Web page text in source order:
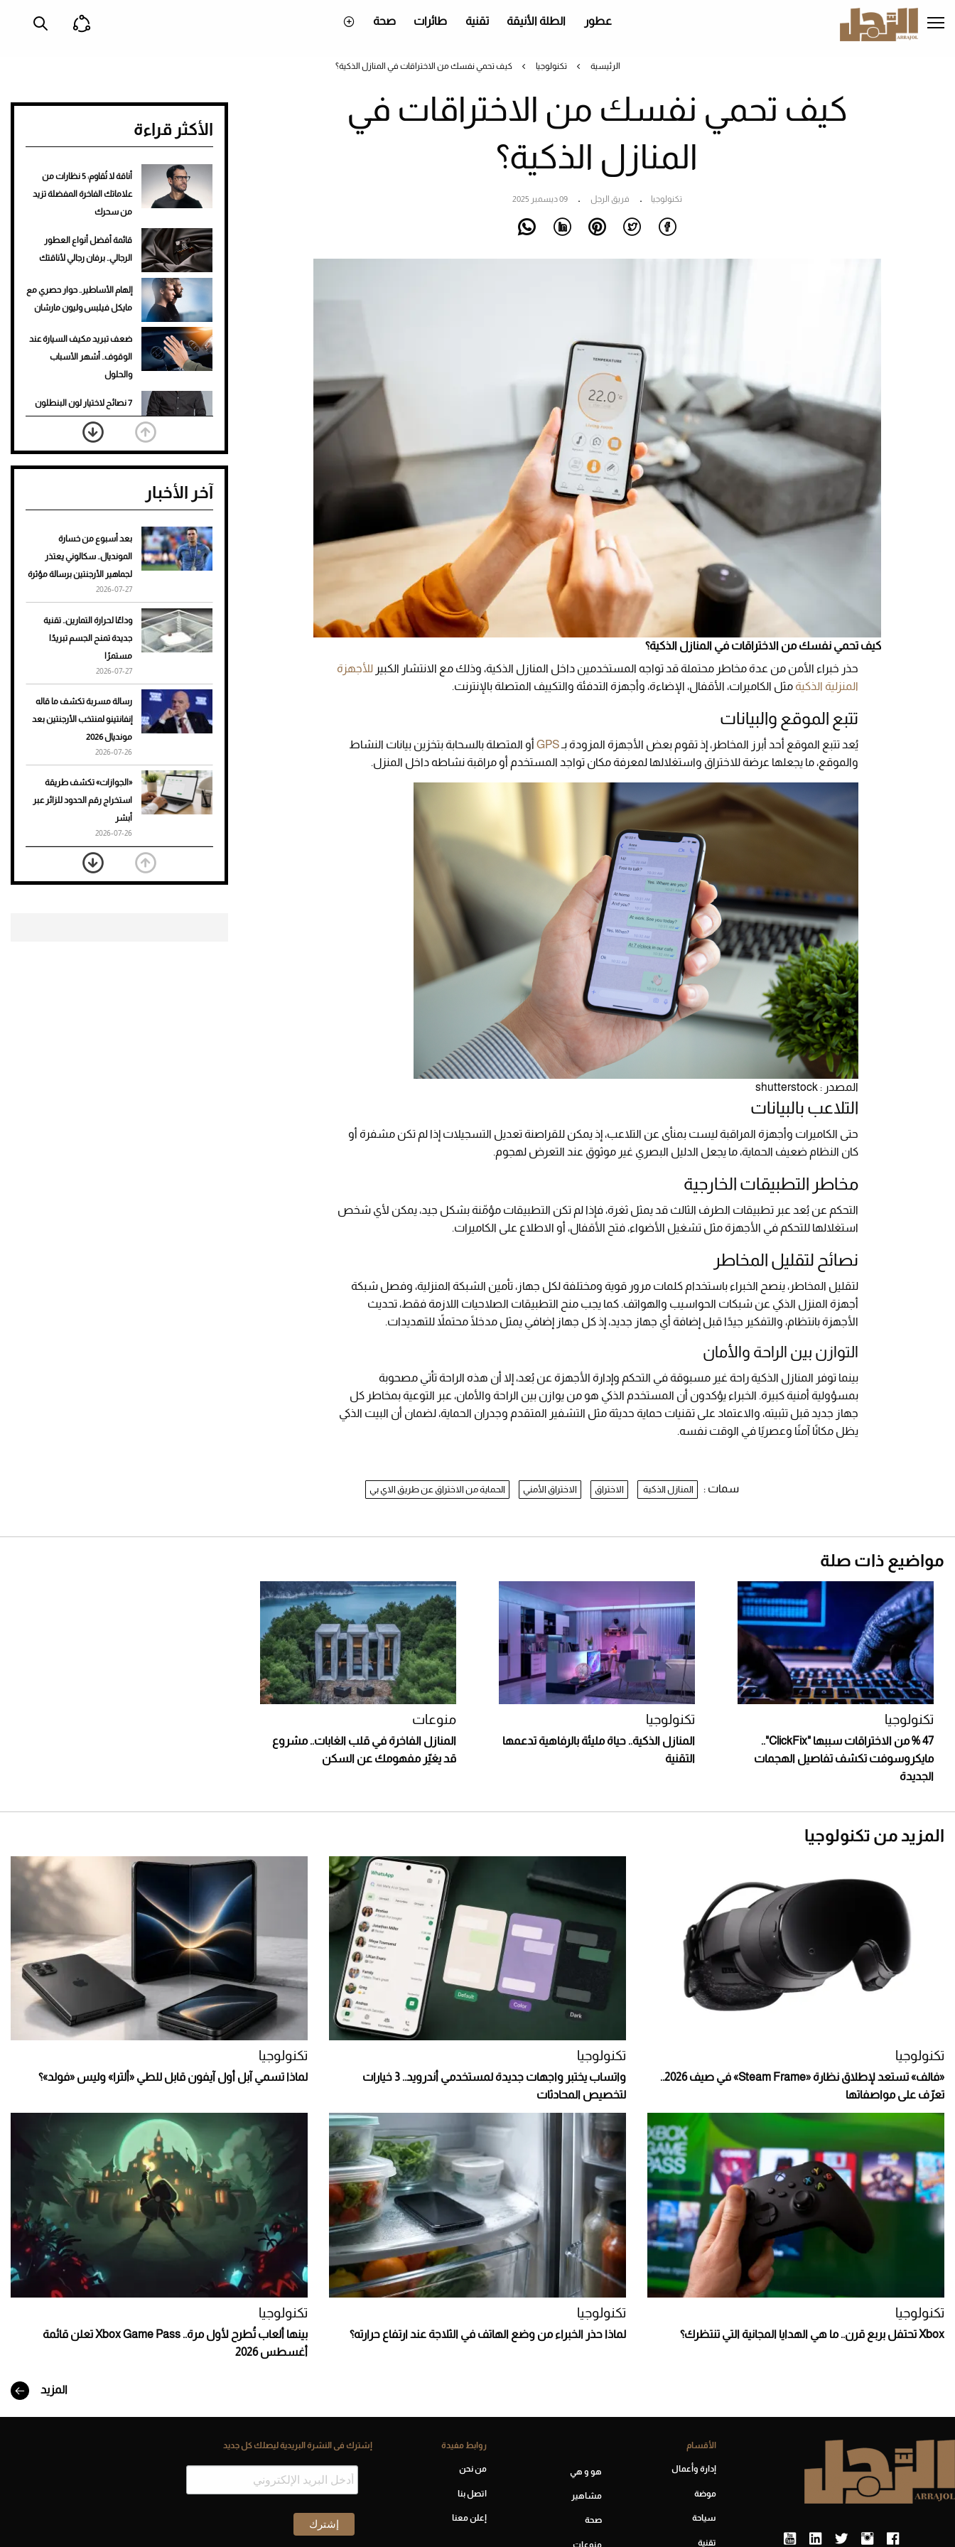
إلى
المحتوى
عطور الطلة الأنيقة تقنية طائرات صحة
الرئيسية تكنولوجيا كيف تحمي نفسك من الاختراقات في المنازل الذكية؟
كيف تحمي نفسك من الاختراقات في
المنازل الذكية؟
تكنولوجيا فريق الرجل 09 ديسمبر 2025
كيف تحمي نفسك من الاختراقات في المنازل الذكية؟
حذر خبراء الأمن من عدة مخاطر محتملة قد تواجه المستخدمين داخل المنازل الذكية، وذلك مع الانتشار الكبير للأجهزة
المنزلية الذكية مثل الكاميرات، الأقفال، الإضاءة، وأجهزة التدفئة والتكييف المتصلة بالإنترنت.
تتبع الموقع والبيانات
يُعد تتبع الموقع أحد أبرز المخاطر، إذ تقوم بعض الأجهزة المزودة بـGPS أو المتصلة بالسحابة بتخزين بيانات النشاط
والموقع، ما يجعلها عرضة للاختراق واستغلالها لمعرفة مكان تواجد المستخدم أو مراقبة نشاطه داخل المنزل.
المصدر : shutterstock
التلاعب بالبيانات
حتى الكاميرات وأجهزة المراقبة ليست بمنأى عن التلاعب، إذ يمكن للقراصنة تعديل التسجيلات إذا لم تكن مشفرة أو
كان النظام ضعيف الحماية، ما يجعل الدليل البصري غير موثوق عند التعرض لهجوم.
مخاطر التطبيقات الخارجية
التحكم عن بُعد عبر تطبيقات الطرف الثالث قد يمثل ثغرة، فإذا لم تكن التطبيقات مؤمّنة بشكل جيد، يمكن لأي شخص
استغلالها للتحكم في الأجهزة مثل تشغيل الأضواء، فتح الأقفال، أو الاطلاع على الكاميرات.
نصائح لتقليل المخاطر
لتقليل المخاطر، ينصح الخبراء باستخدام كلمات مرور قوية ومختلفة لكل جهاز، تأمين الشبكة المنزلية، وفصل شبكة
أجهزة المنزل الذكي عن شبكات الحواسيب والهواتف. كما يجب منح التطبيقات الصلاحيات اللازمة فقط، تحديث
الأجهزة بانتظام، والتفكير جيدًا قبل إضافة أي جهاز جديد، إذ كل جهاز إضافي يمثل مدخلًا محتملاً للتهديدات.
التوازن بين الراحة والأمان
بينما توفر المنازل الذكية راحة غير مسبوقة في التحكم وإدارة الأجهزة عن بُعد، إلا أن هذه الراحة تأتي مصحوبة
بمسؤولية أمنية كبيرة. الخبراء يؤكدون أن المستخدم الذكي هو من يوازن بين الراحة والأمان، عبر التوعية بمخاطر كل
جهاز جديد قبل تثبيته، والاعتماد على تقنيات حماية حديثة مثل التشفير المتقدم وجدران الحماية، لضمان أن البيت الذكي
يظل مكانًا آمنًا وعصريًا في الوقت نفسه.
الأكثر قراءة
أناقة لا تُقاوم: 5 نظارات من
علاماتك الفاخرة المفضلة تزيد
من سحرك
قائمة أفضل أنواع العطور
الرجالي.. برفان رجالي لأناقتك
إلهام الأساطير.. حوار حصري مع
مايكل فيلبس وليون مارشان
ضعف تبريد مكيف السيارة عند
الوقوف.. أشهر الأسباب
والحلول
7 نصائح لاختيار لون البنطلون
المناسب للقميص الأسود
نرى المستقبل من خلال
تصميماتنا.. كيف حجزت 1886
تمنحك فخامة استثنائية
هوى الأبطال
أفضل تدريج للشعر الطويل
لإطلالة جريئة وعصرية
للرجال
آخر الأخبار
بعد أسبوع من خسارة
المونديال.. سكالوني يعتذر
لجماهير الأرجنتين برسالة مؤثرة
2026-07-27
وداعًا لحرارة التمارين.. تقنية
جديدة تمنح الجسم تبريدًا
مستمرًا
2026-07-27
رسالة مسربة تكشف ما قاله
إنفانتينو لمنتخب الأرجنتين بعد
مونديال 2026
2026-07-26
«الجوازات» تكشف طريقة
استخراج رقم الحدود للزائر عبر
أبشر
2026-07-26
بعد 7 أشهر من تعرضه لحادث
مروع.. جوشوا يفوز على برينغا
سمات : المنازل الذكية الاختراق الاختراق الأمني الحماية من الاختراق عن طريق الاي بي
مواضيع ذات صلة
تكنولوجيا
47 % من الاختراقات سببها "ClickFix"..
مايكروسوفت تكشف تفاصيل الهجمات
الجديدة
تكنولوجيا
المنازل الذكية.. حياة مليئة بالرفاهية تدعمها
التقنية
منوعات
المنازل الفاخرة في قلب الغابات.. مشروع
قد يغيّر مفهومك عن السكن
المزيد من تكنولوجيا
تكنولوجيا
«فالف» تستعد لإطلاق نظارة «Steam Frame» في صيف 2026..
تعرّف على مواصفاتها
تكنولوجيا
واتساب يختبر واجهات جديدة لمستخدمي أندرويد.. 3 خيارات
لتخصيص المحادثات
تكنولوجيا
لماذا تسمي آبل أول آيفون قابل للطي «ألترا» وليس «فولد»؟
تكنولوجيا
Xbox تحتفل بربع قرن.. ما هي الهدايا المجانية التي تنتظرك؟
تكنولوجيا
لماذا حذر الخبراء من وضع الهاتف في الثلاجة عند ارتفاع حرارته؟
تكنولوجيا
بينها ألعاب تُطرح لأول مرة.. Xbox Game Pass تعلن قائمة
أغسطس 2026
المزيد
الأقسام
إدارة وأعمال
موضة
سياحة
تقنية
هو و هي
مشاهير
صحة
منوعات
روابط مفيدة
من نحن
اتصل بنا
إعلن معنا
إشترك فى النشرة البريدية ليصلك كل جديد